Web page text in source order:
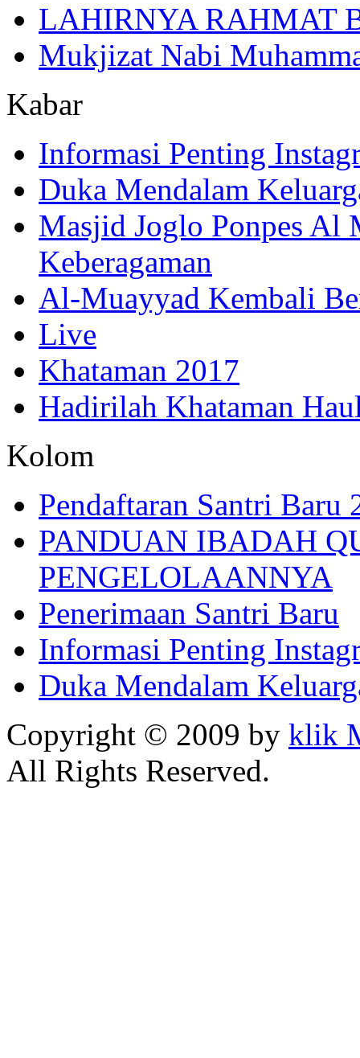
LAHIRNYA RAHMAT
Mukjizat Nabi
Kabar
Informasi Penting
Duka Mendalam
Masjid Joglo Ponpes Al
Keberagaman
Al-Muayyad Kembali
Live
Khataman 2017
Hadirilah Khataman
Kolom
Pendaftaran Santri Baru
PANDUAN IBADAH
PENGELOLAANNYA
Penerimaan Santri Baru
Informasi Penting
Duka Mendalam
Copyright © 2009 by klik
All Rights Reserved.